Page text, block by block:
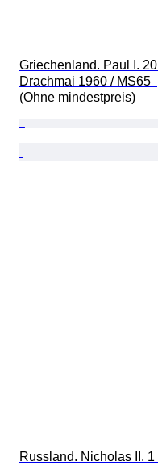
Griechenland. Paul I. 20
Drachmai 1960 / MS65
(Ohne mindestpreis)
Russland. Nicholas II. 1